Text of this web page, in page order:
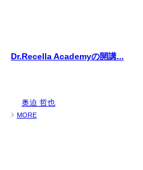
Dr.Recella Academyの開講...
奥迫 哲也
MORE